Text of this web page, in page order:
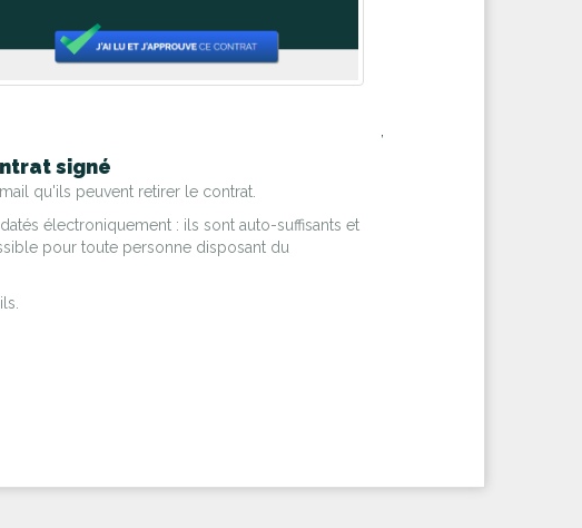
signé
qu'ils peuvent retirer le contrat.
électroniquement : ils sont auto-suffisants et
pour toute personne disposant du